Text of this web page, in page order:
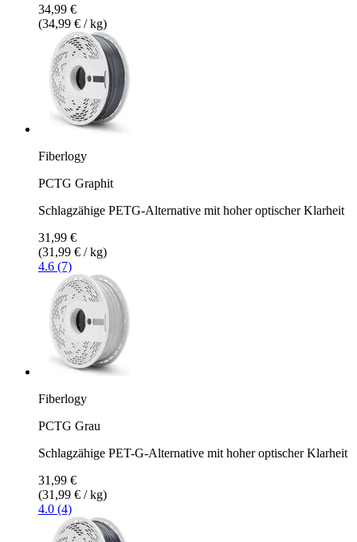
34,99 €
(34,99 € / kg)
Fiberlogy
PCTG Graphit
Schlagzähige PETG-Alternative mit hoher optischer Klarheit
31,99 €
(31,99 € / kg)
4.6 (7)
Fiberlogy
PCTG Grau
Schlagzähige PET-G-Alternative mit hoher optischer Klarheit
31,99 €
(31,99 € / kg)
4.0 (4)